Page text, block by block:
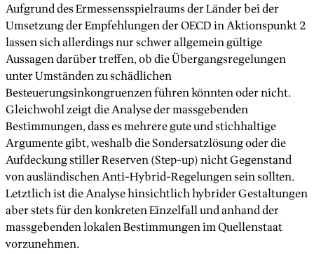
Aufgrund des Ermessensspielraums der Länder bei der
Umsetzung der Empfehlungen der OECD in Aktionspunkt 2
lassen sich allerdings nur schwer allgemein gültige
Aussagen darüber treffen, ob die Übergangsregelungen
unter Umständen zu schädlichen
Besteuerungsinkongruenzen führen könnten oder nicht.
Gleichwohl zeigt die Analyse der massgebenden
Bestimmungen, dass es mehrere gute und stichhaltige
Argumente gibt, weshalb die Sondersatzlösung oder die
Aufdeckung stiller Reserven (Step-up) nicht Gegenstand
von ausländischen Anti-Hybrid-Regelungen sein sollten.
Letztlich ist die Analyse hinsichtlich hybrider Gestaltungen
aber stets für den konkreten Einzelfall und anhand der
massgebenden lokalen Bestimmungen im Quellenstaat
vorzunehmen.